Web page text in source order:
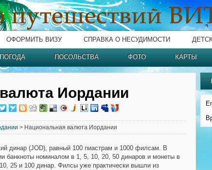
ОФОРМИТЬ ВИЗУ СПРАВКА О НЕСУДИМОСТИ
ПОГОДА ПОСОЛЬСТВА ФОТО КАРТЫ
Иордании
> Национальная валюта Иордании
динар (JOD), равный 100 пиастрам и 1000 филсам. В
банкноты номиналом в 1, 5, 10, 20, 50 динаров и монеты в
25 и 100 динар. Филсы уже практически вышли из